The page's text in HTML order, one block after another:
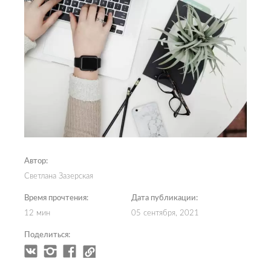
Время прочтения:
12 мин
Автор:
Светлана Зазерская
Дата публикации:
05 сентября, 2021
Поделиться: